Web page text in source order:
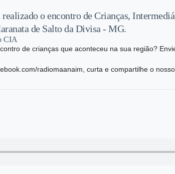
o encontro de Crianças,
de Salto da Divisa - MG.
CIA
de crianças que aconteceu na sua região?
radiomaanaim, curta e compartilhe o